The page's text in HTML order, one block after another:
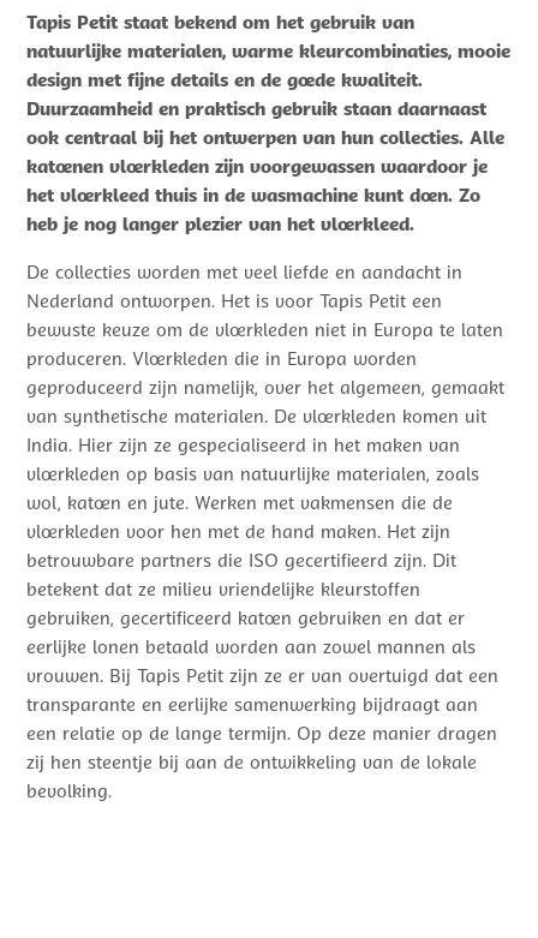
Tapis Petit staat bekend om het gebruik van
natuurlijke materialen, warme kleurcombinaties, mooie
design met fijne details en de goede kwaliteit.
Duurzaamheid en praktisch gebruik staan daarnaast
ook centraal bij het ontwerpen van hun collecties. Alle
katoenen vloerkleden zijn voorgewassen waardoor je
het vloerkleed thuis in de wasmachine kunt doen. Zo
heb je nog langer plezier van het vloerkleed.
De collecties worden met veel liefde en aandacht in
Nederland ontworpen. Het is voor Tapis Petit een
bewuste keuze om de vloerkleden niet in Europa te laten
produceren. Vloerkleden die in Europa worden
geproduceerd zijn namelijk, over het algemeen, gemaakt
van synthetische materialen. De vloerkleden komen uit
India. Hier zijn ze gespecialiseerd in het maken van
vloerkleden op basis van natuurlijke materialen, zoals
wol, katoen en jute. Werken met vakmensen die de
vloerkleden voor hen met de hand maken. Het zijn
betrouwbare partners die ISO gecertifieerd zijn. Dit
betekent dat ze milieu vriendelijke kleurstoffen
gebruiken, gecertificeerd katoen gebruiken en dat er
eerlijke lonen betaald worden aan zowel mannen als
vrouwen. Bij Tapis Petit zijn ze er van overtuigd dat een
transparante en eerlijke samenwerking bijdraagt aan
een relatie op de lange termijn. Op deze manier dragen
zij hen steentje bij aan de ontwikkeling van de lokale
bevolking.